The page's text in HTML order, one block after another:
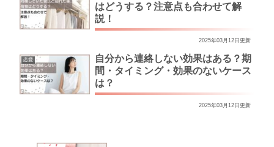
はどうする？注意点も合わせて解
説！
2025年03月12日更新
恋愛
自分から連絡しない効果はある？期
間・タイミング・効果のないケース
は？
2025年03月12日更新